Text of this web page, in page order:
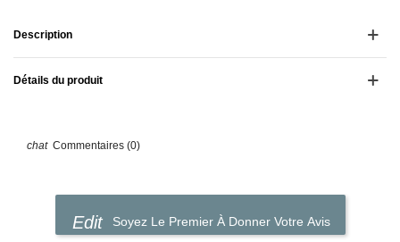
Description
Détails du produit
Commentaires (0)
Soyez Le Premier À Donner Votre Avis